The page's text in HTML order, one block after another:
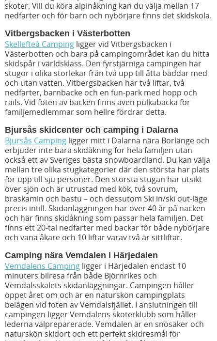
skoter. Vill du köra alpinåkning kan du välja mellan 17
nedfarter och för barn och nybörjare finns det skidskola.
Vitbergsbacken i Västerbotten
Skellefteå Camping ligger vid Vitbergsbacken i
Västerbotten och bara på campingområdet kan du hitta
skidspår i världsklass. Den fyrstjärniga campingen har
stugor i olika storlekar från två upp till åtta bäddar med
och utan vatten. Vitbergsbacken har två liftar, två
nedfarter, barnbacke och en fun-park med hopp och
rails. Vid foten av backen finns även pulkabacka för
familjemedlemmar som hellre fördrar detta.
Bjursås skidcenter och camping i Dalarna
Bjursås Camping ligger mitt i Dalarna nära Borlänge och
erbjuder inte bara skidåkning för hela familjen utan
också ett av Sveriges bästa snowboardland. Du kan välja
mellan tre olika stugkategorier där den största har plats
för upp till sju personer. Den största stugan har utsikt
över sjön och är utrustad med kök, två sovrum,
braskamin och bastu – och dessutom Ski in/ski out-läge
precis intill. Skidanläggningen har över 40 år på nacken
och här finns skidåkning som passar hela familjen. Det
finns ett 20-tal nedfarter med backar för både nybörjare
och vana åkare och 10 liftar varav två är sittliftar.
Camping nära Vemdalen i Härjedalen
Vemdalens Camping ligger i Härjedalen endast 10
minuters bilresa från både Björnrikes och
Vemdalsskalets skidanläggningar. Campingen håller
öppet året om och är en naturskön campingplats
belägen vid foten av Vemdalsfjället. I anslutningen till
campingen ligger Vemdalens skoterklubb som håller
lederna välpreparerade. Vemdalen är en snösäker och
naturskön skidort och ett perfekt skidresmål för